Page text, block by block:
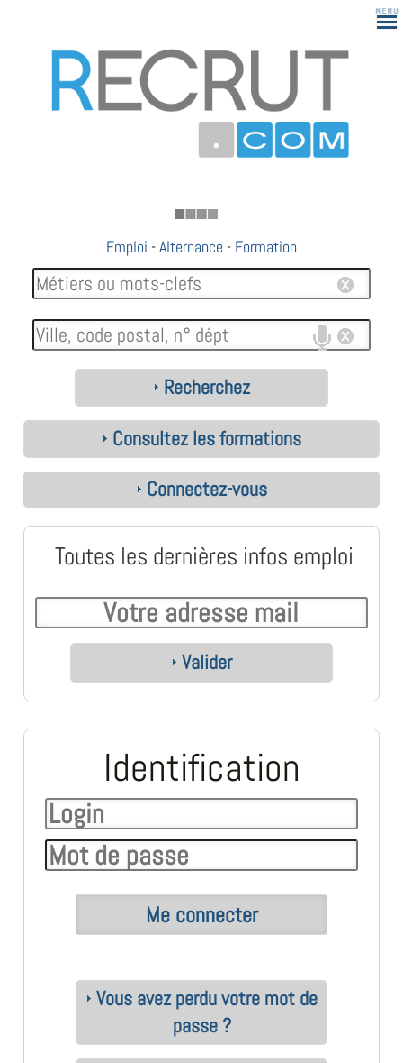
183
Emploi -Alternance - Formation
Recherchez
Consultez les formations
Connectez-vous
Toutes les dernières infos emploi
Valider
Identification
Vous avez perdu votre mot de
passe ?